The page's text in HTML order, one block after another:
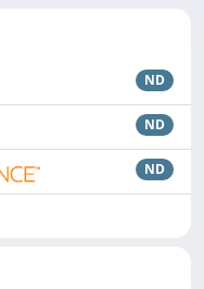
ND
ND
ND